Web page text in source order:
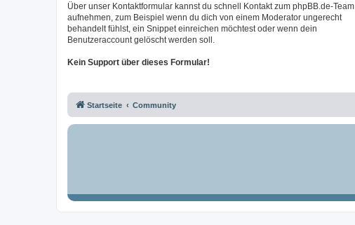
Über unser Kontaktformular kannst du schnell Kontakt zum phpBB.de-Team
aufnehmen, zum Beispiel wenn du dich von einem Moderator ungerecht
behandelt fühlst, ein Snippet einreichen möchtest oder wenn dein
Benutzeraccount gelöscht werden soll.
Kein Support über dieses Formular!
Startseite Community